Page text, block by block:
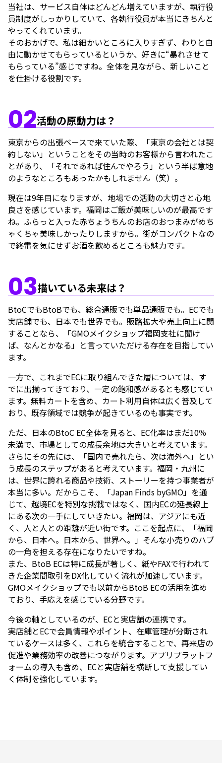
当社は、サービス自体はどんどん増えていますが、執行役
員制度がしっかりしていて、各執行役員が本当にきちんと
やってくれています。
そのおかげで、私は細かいところに入りすぎず、わりと自
由に動かせてもらっているというか、好きに“暴れさせて
もらっている”感じですね。全体を見ながら、新しいこと
を仕掛ける役割です。
02活動の原動力は？
東京からの出張ベースで来ていた際、「東京の会社とは契
約しない」ということをその当時のお客様から言われたこ
とがあり、「それであれば住んでやろう」という半ば意地
のようなところもあったかもしれません（笑）。
現在は9年目になりますが、地場での活動の大切さと心地
良さを感じています。福岡はご飯が美味しいのが最高です
ね。ふらっと入った赤ちょうちんのお店のおつまみがめち
ゃくちゃ美味しかったりしますから。街がコンパクトなの
で終電を気にせずお酒を飲めるところも魅力です。
03描いている未来は？
BtoCでもBtoBでも、総合通販でも単品通販でも。ECでも
実店舗でも、日本でも世界でも。販路拡大や売上向上に関
することなら、「GMOメイクショップ福岡支社に聞け
ば、なんとかなる」と言っていただける存在を目指してい
ます。
一方で、これまでECに取り組んできた層については、す
でに出揃ってきており、一定の飽和感があるとも感じてい
ます。無料カートを含め、カート利用自体は広く普及して
おり、既存領域では競争が起きているのも事実です。
ただ、日本のBtoC EC全体を見ると、EC化率はまだ10％
未満で、市場としての成長余地は大きいと考えています。
さらにその先には、「国内で売れたら、次は海外へ」とい
う成長のステップがあると考えています。福岡・九州に
は、世界に誇れる商品や技術、ストーリーを持つ事業者が
本当に多い。だからこそ、「Japan Finds byGMO」を通
じて、越境ECを特別な挑戦ではなく、国内ECの延長線上
にある次の一手にしていきたい。福岡は、アジアにも近
く、人と人との距離が近い街です。ここを起点に、「福岡
から、日本へ。日本から、世界へ。」そんな小売りのハブ
の一角を担える存在になりたいですね。
また、BtoB ECは特に成長が著しく、紙やFAXで行われて
きた企業間取引をDX化していく流れが加速しています。
GMOメイクショップでも以前からBtoB ECの活用を進め
ており、手応えを感じている分野です。
今後の軸としているのが、ECと実店舗の連携です。
実店舗とECで会員情報やポイント、在庫管理が分断され
ているケースは多く、これらを統合することで、再来店の
促進や業務効率の改善につながります。アプリプラットフ
ォームの導入も含め、ECと実店舗を横断して支援してい
く体制を強化しています。